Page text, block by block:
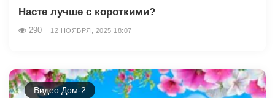
Насте лучше с короткими?
290 12 НОЯБРЯ, 2025 18:07
Видео Дом-2